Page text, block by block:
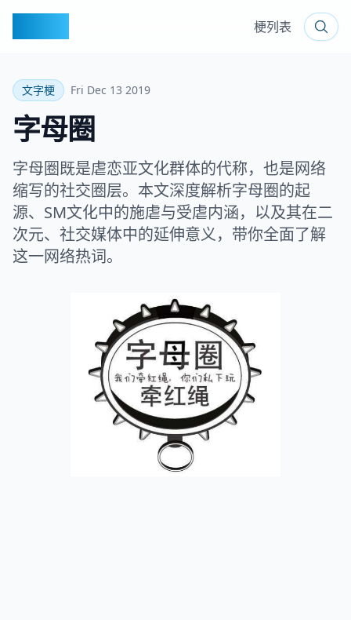
梗列表
文字梗 Fri Dec 13 2019
字母圈
字母圈既是虐恋亚文化群体的代称，也是网络
缩写的社交圈层。本文深度解析字母圈的起
源、SM文化中的施虐与受虐内涵，以及其在二
次元、社交媒体中的延伸意义，带你全面了解
这一网络热词。